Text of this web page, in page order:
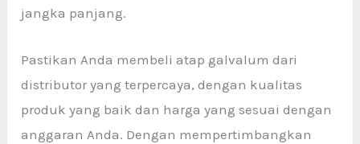
jangka panjang.
Pastikan Anda membeli atap galvalum dari
distributor yang terpercaya, dengan kualitas
produk yang baik dan harga yang sesuai dengan
anggaran Anda. Dengan mempertimbangkan